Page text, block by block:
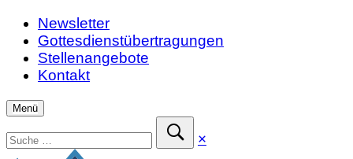
Zum
Inhalt
springen
Newsletter
Gottesdienstübertragungen
Stellenangebote
Kontakt
Menü
nach:
Suche
schließen
×